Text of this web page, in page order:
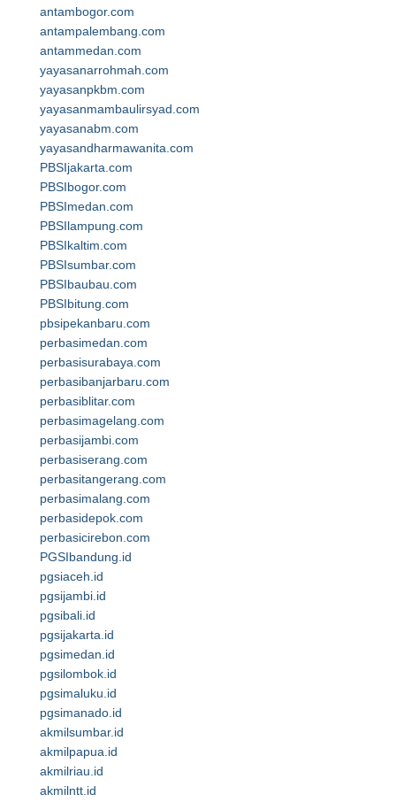
antambogor.com
antampalembang.com
antammedan.com
yayasanarrohmah.com
yayasanpkbm.com
yayasanmambaulirsyad.com
yayasanabm.com
yayasandharmawanita.com
PBSIjakarta.com
PBSIbogor.com
PBSImedan.com
PBSIlampung.com
PBSIkaltim.com
PBSIsumbar.com
PBSIbaubau.com
PBSIbitung.com
pbsipekanbaru.com
perbasimedan.com
perbasisurabaya.com
perbasibanjarbaru.com
perbasiblitar.com
perbasimagelang.com
perbasijambi.com
perbasiserang.com
perbasitangerang.com
perbasimalang.com
perbasidepok.com
perbasicirebon.com
PGSIbandung.id
pgsiaceh.id
pgsijambi.id
pgsibali.id
pgsijakarta.id
pgsimedan.id
pgsilombok.id
pgsimaluku.id
pgsimanado.id
akmilsumbar.id
akmilpapua.id
akmilriau.id
akmilntt.id